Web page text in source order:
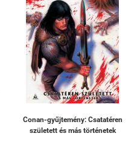
Conan-gyűjtemény: Csatatéren
született és más történetek